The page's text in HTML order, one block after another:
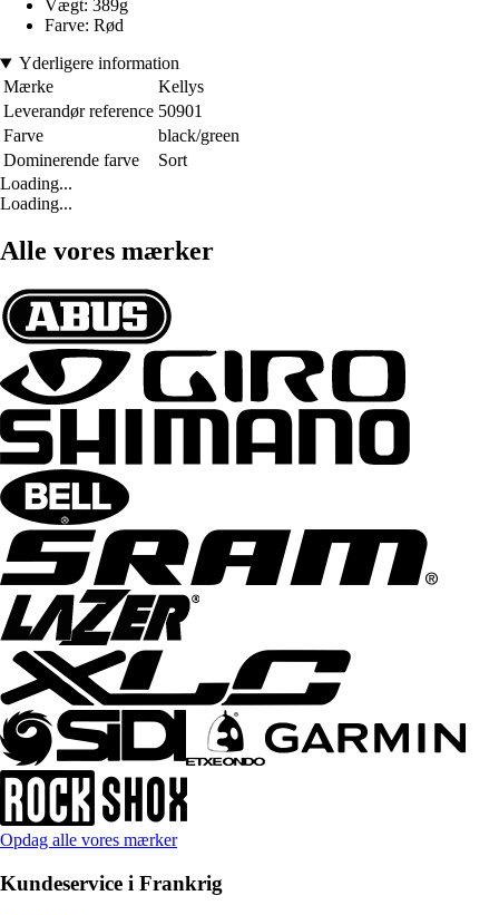
Vægt: 389g
Farve: Rød
Yderligere information
Mærke
Kellys
Leverandør reference 50901
Farve
black/green
Dominerende farve
Sort
Loading...
Loading...
Alle vores mærker
Opdag alle vores mærker
Kundeservice i Frankrig